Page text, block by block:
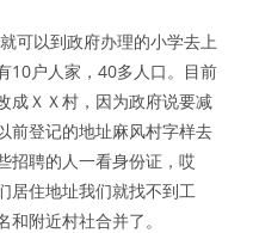
可以到政府办理的小学去上
10户人家，40多人口。目前
成ＸＸ村，因为政府说要减
前登记的地址麻风村字样去
招聘的人一看身份证，哎
居住地址我们就找不到工
附近村社合并了。